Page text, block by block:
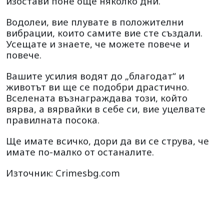
Водолеи, вие плувате в положителни
вибрации, които самите вие сте създали.
Усещате и знаете, че можете повече и
повече.
Вашите усилия водят до „благодат“ и
животът ви ще се подобри драстично.
Вселената възнаграждава този, който
вярва, а вярвайки в себе си, вие уцелвате
правилната посока.
Ще имате всичко, дори да ви се струва, че
имате по-малко от останалите.
Източник: Crimesbg.com